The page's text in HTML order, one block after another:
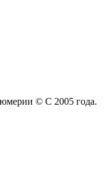
© С 2005 года.